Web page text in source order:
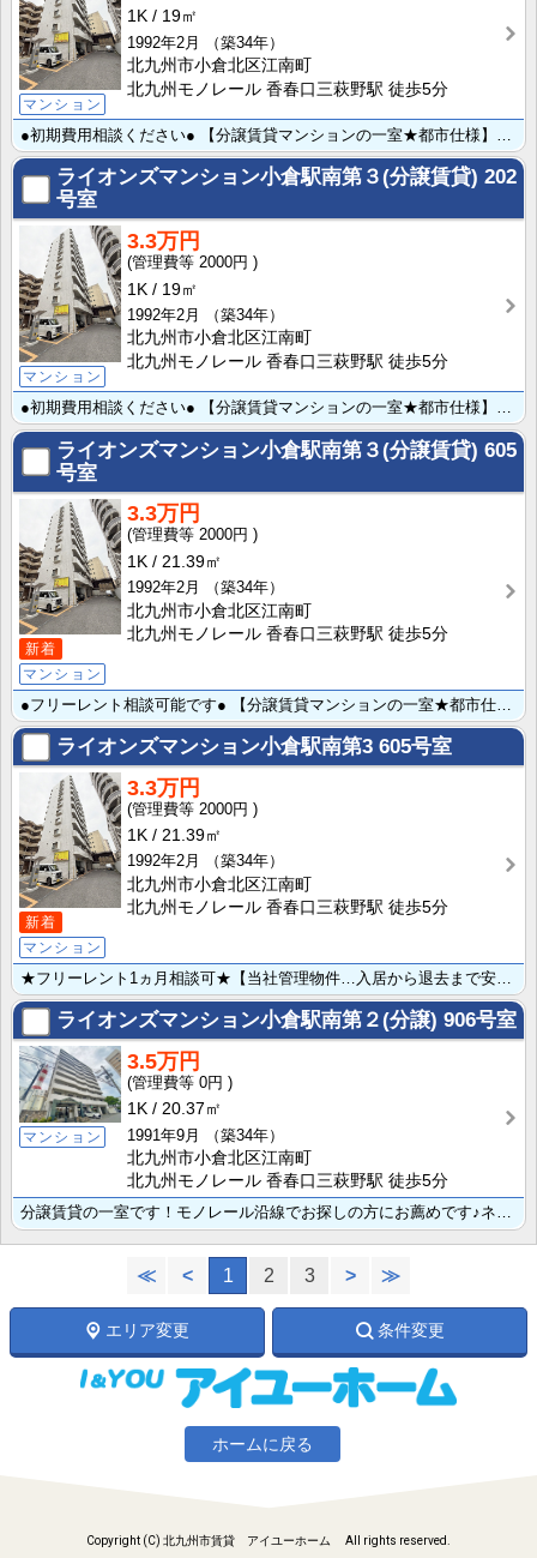
マンション
1K
19㎡
1992年2月
（築34年）
北九州市小倉北区江南町
北九州モノレール 香春口三萩野駅 徒歩5分
ライオンズマンション小倉駅南第３(分譲賃貸) 202
号室
マンション
3.3万円
2000円
1K
19㎡
1992年2月
（築34年）
北九州市小倉北区江南町
北九州モノレール 香春口三萩野駅 徒歩5分
ライオンズマンション小倉駅南第３(分譲賃貸) 605
号室
新着
マンション
3.3万円
2000円
1K
21.39㎡
1992年2月
（築34年）
北九州市小倉北区江南町
北九州モノレール 香春口三萩野駅 徒歩5分
ライオンズマンション小倉駅南第3 605号室
新着
マンション
3.3万円
2000円
1K
21.39㎡
1992年2月
（築34年）
北九州市小倉北区江南町
北九州モノレール 香春口三萩野駅 徒歩5分
★フリーレント1ヵ月相談可★【当社管理物件…入居から退去まで安心のサポート体制♪】 【分譲賃貸マンシ･･･
ライオンズマンション小倉駅南第２(分譲) 906号室
マンション
3.5万円
0円
1K
20.37㎡
1991年9月
（築34年）
北九州市小倉北区江南町
北九州モノレール 香春口三萩野駅 徒歩5分
分譲賃貸の一室です！モノレール沿線でお探しの方にお薦めです♪ネットショッピングユーザー熱望の宅配ボッ･･･
≪ < 1 2 3 > ≫
エリア変更 条件変更
ホームに戻る
Copyright (C) 北九州市賃貸 アイユーホーム All rights reserved.